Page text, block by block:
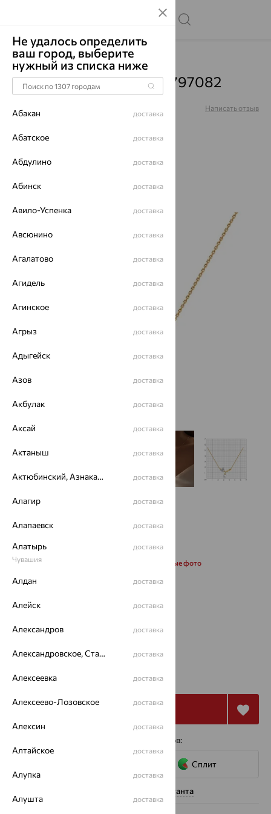
Главная Каталог Колье Жемчуг
Колье, золото, жемчуг, 797082
Написать отзыв
Запросить дополнительные фото
от 31 063 86 287₽
Купить
с помощью сервисов:
Сплит
Нужна помощь консультанта
Не удалось определить
ваш город, выберите
нужный из списка ниже
Абакан доставка
Абатское доставка
Абдулино доставка
Абинск доставка
Авило-Успенка доставка
Авсюнино доставка
Агалатово доставка
Агидель доставка
Агинское доставка
Агрыз доставка
Адыгейск доставка
Азов доставка
Акбулак доставка
Аксай доставка
Актаныш доставка
Актюбинский, Азнакаевский район доставка
Алагир доставка
Алапаевск доставка
Алатырь
Чувашия
доставка
Алдан доставка
Алейск доставка
Александров доставка
Александровское, Ставропольский край доставка
Алексеевка доставка
Алексеево-Лозовское доставка
Алексин доставка
Алтайское доставка
Алупка доставка
Алушта доставка